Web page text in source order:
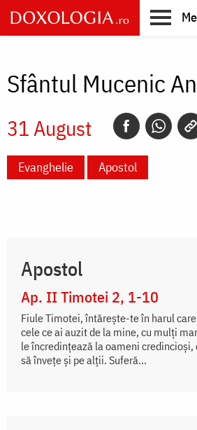
Skip
to
main
Sfântul Mucenic
31 August
Evanghelie Apostol
Apostol
Ap. II Timotei 2, 1-10
Fiule Timotei, întăreşte-te în harul
cele ce ai auzit de la mine, cu mulţi
le încredinţează la oameni credincioşi,
să înveţe şi pe alţii. Suferă...